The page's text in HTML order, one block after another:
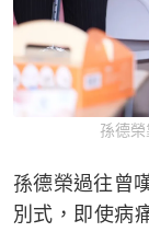
孫德榮
孫德榮過往曾
別式，即使病